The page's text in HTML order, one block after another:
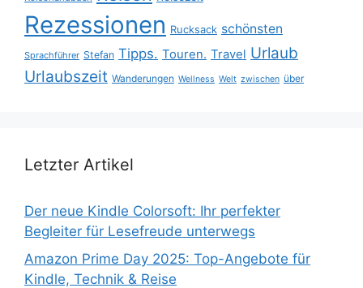
Rezessionen Rucksack schönsten
Sprachführer Stefan Tipps. Touren. Travel Urlaub
Urlaubszeit Wanderungen Wellness Welt zwischen über
Letzter Artikel
Der neue Kindle Colorsoft: Ihr perfekter
Begleiter für Lesefreude unterwegs
Amazon Prime Day 2025: Top-Angebote für
Kindle, Technik & Reise